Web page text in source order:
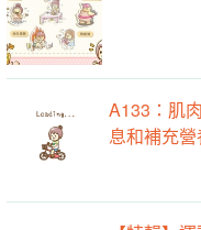
A133：肌
息和補充營